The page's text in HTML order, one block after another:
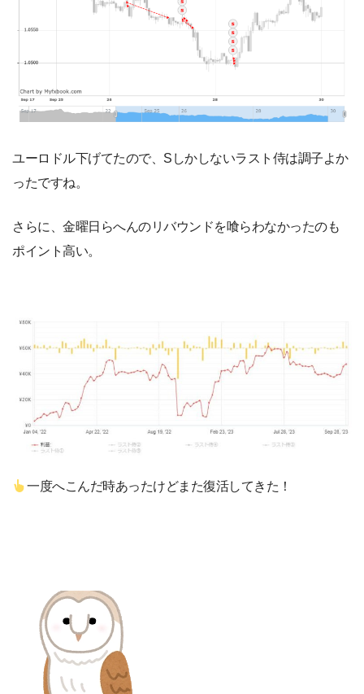
ユーロドル下げてたので、Sしかしないラスト侍は調子よか
ったですね。
さらに、金曜日らへんのリバウンドを喰らわなかったのも
ポイント高い。
一度へこんだ時あったけどまた復活してきた！